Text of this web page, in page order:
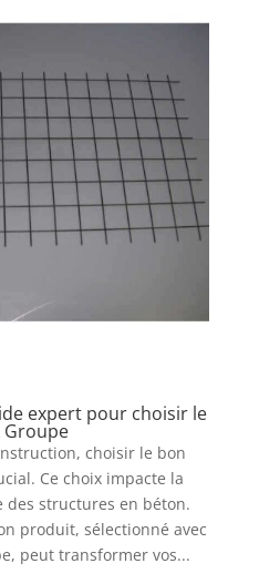
expert pour choisir le
Groupe
choisir le bon
Ce choix impacte la
structures en béton.
produit, sélectionné avec
peut transformer vos...